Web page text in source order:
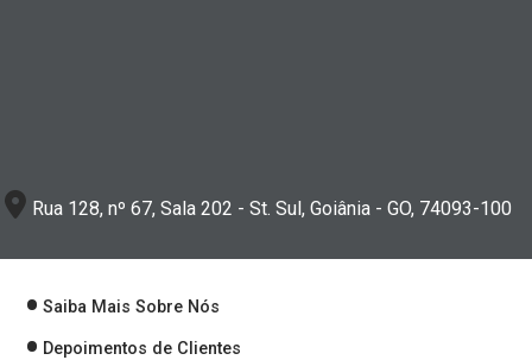
Rua 128, nº 67, Sala 202 - St. Sul, Goiânia - GO, 74093-100
Saiba Mais Sobre Nós
Depoimentos de Clientes